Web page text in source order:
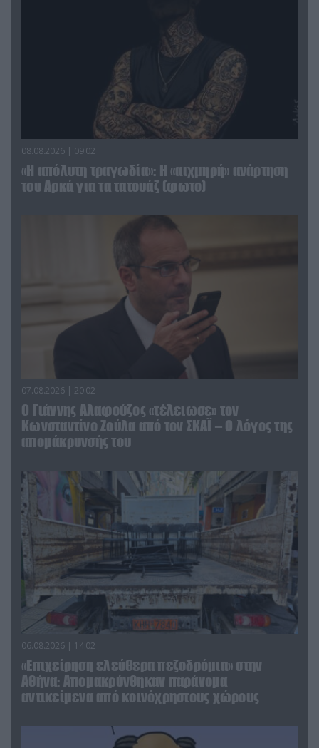
08.08.2026 | 09:02
«Η απόλυτη τραγωδία»: Η «αιχμηρή» ανάρτηση
του Αρκά για τα τατουάζ (φωτο)
07.08.2026 | 20:02
Ο Γιάννης Αλαφούζος «τέλειωσε» τον
Κωνσταντίνο Ζούλα από τον ΣΚΑΪ – Ο λόγος της
απομάκρυνσής του
06.08.2026 | 14:02
«Επιχείρηση ελεύθερα πεζοδρόμια» στην
Αθήνα: Απομακρύνθηκαν παράνομα
αντικείμενα από κοινόχρηστους χώρους